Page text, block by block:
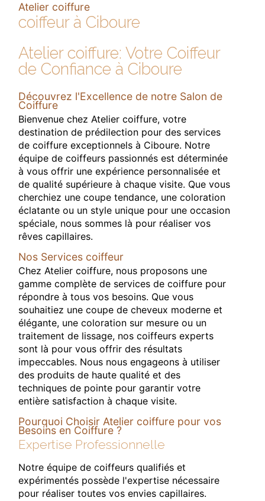
Atelier coiffure
coiffeur à Ciboure
Atelier coiffure: Votre Coiffeur
de Confiance à Ciboure
Découvrez l'Excellence de notre Salon de
Coiffure
Bienvenue chez Atelier coiffure, votre
destination de prédilection pour des services
de coiffure exceptionnels à Ciboure. Notre
équipe de coiffeurs passionnés est déterminée
à vous offrir une expérience personnalisée et
de qualité supérieure à chaque visite. Que vous
cherchiez une coupe tendance, une coloration
éclatante ou un style unique pour une occasion
spéciale, nous sommes là pour réaliser vos
rêves capillaires.
Nos Services coiffeur
Chez Atelier coiffure, nous proposons une
gamme complète de services de coiffure pour
répondre à tous vos besoins. Que vous
souhaitiez une coupe de cheveux moderne et
élégante, une coloration sur mesure ou un
traitement de lissage, nos coiffeurs experts
sont là pour vous offrir des résultats
impeccables. Nous nous engageons à utiliser
des produits de haute qualité et des
techniques de pointe pour garantir votre
entière satisfaction à chaque visite.
Pourquoi Choisir Atelier coiffure pour vos
Besoins en Coiffure ?
Expertise Professionnelle
Notre équipe de coiffeurs qualifiés et
expérimentés possède l'expertise nécessaire
pour réaliser toutes vos envies capillaires.